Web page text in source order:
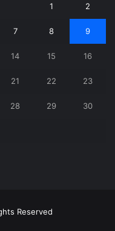
1 2
7 8 9
14 15 16
21 22 23
28 29 30
Reserved